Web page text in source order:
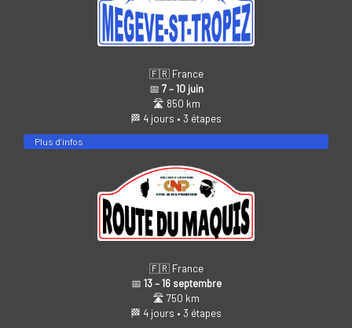
🇫🇷 France
📅 7 – 10 juin
🛣️ 850 km
🏁 4 jours • 3 étapes
Plus d’infos
🇫🇷 France
📅 13 – 16 septembre
🛣️ 750 km
🏁 4 jours • 3 étapes